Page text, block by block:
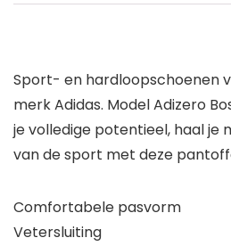
Sport- en hardloopschoenen
merk Adidas. Model Adizero
je volledige potentieel, haal je
van de sport met deze
Comfortabele pasvorm
Vetersluiting